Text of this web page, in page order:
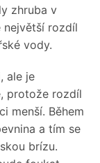
zhruba v
největší rozdíl
vody.
ale je
protože rozdíl
menší. Během
a tím se
brízu.